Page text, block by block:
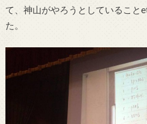
て、神山がやろうとしていること
た。